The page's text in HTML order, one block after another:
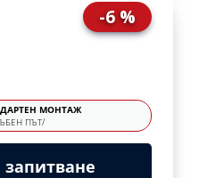
-6 %
МОНТАЖ
ПЪТ/